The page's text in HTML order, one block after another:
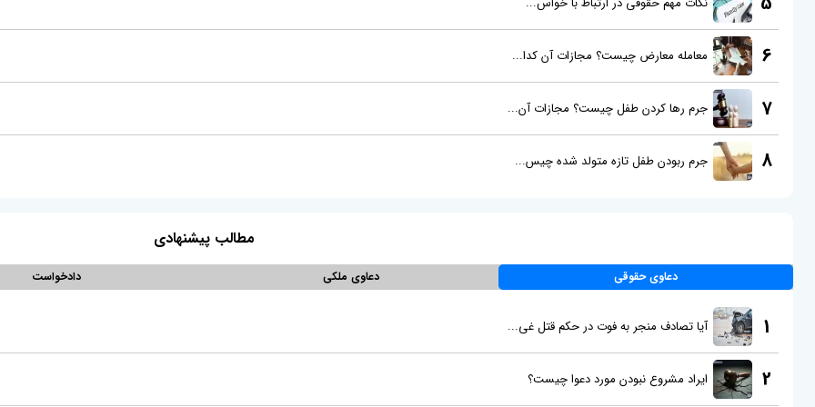
6 معامله معارض چیست؟ مجازات آن کدا...
7 جرم رها کردن طفل چیست؟ مجازات آن...
8 جرم ربودن طفل تازه متولد شده چیس...
مطالب پیشنهادی
دعاوی حقوقی دعاوی ملکی دادخواست
1 آیا تصادف منجر به فوت در حکم قتل غی...
2 ایراد مشروع نبودن مورد دعوا چیست؟